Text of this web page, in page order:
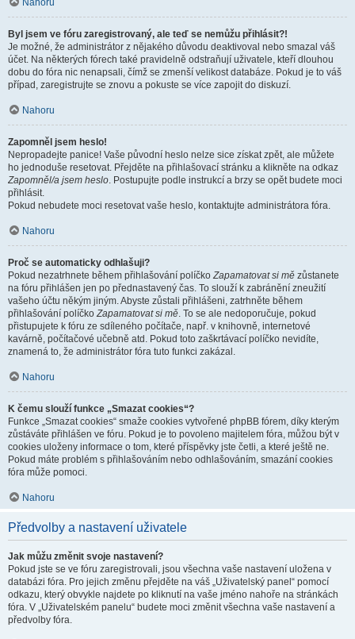
Nahoru
Byl jsem ve fóru zaregistrovaný, ale teď se nemůžu přihlásit?!
Je možné, že administrátor z nějakého důvodu deaktivoval nebo smazal váš
účet. Na některých fórech také pravidelně odstraňují uživatele, kteří dlouhou
dobu do fóra nic nenapsali, čímž se zmenší velikost databáze. Pokud je to váš
případ, zaregistrujte se znovu a pokuste se více zapojit do diskuzí.
Nahoru
Zapomněl jsem heslo!
Nepropadejte panice! Vaše původní heslo nelze sice získat zpět, ale můžete
ho jednoduše resetovat. Přejděte na přihlašovací stránku a klikněte na odkaz
Zapomněl/a jsem heslo. Postupujte podle instrukcí a brzy se opět budete moci
přihlásit.
Pokud nebudete moci resetovat vaše heslo, kontaktujte administrátora fóra.
Nahoru
Proč se automaticky odhlašuji?
Pokud nezatrhnete během přihlašování políčkoZapamatovat si mě zůstanete
na fóru přihlášen jen po přednastavený čas. To slouží k zabránění zneužití
vašeho účtu někým jiným. Abyste zůstali přihlášeni, zatrhněte během
přihlašování políčkoZapamatovat si mě. To se ale nedoporučuje, pokud
přistupujete k fóru ze sdíleného počítače, např. v knihovně, internetové
kavárně, počítačové učebně atd. Pokud toto zaškrtávací políčko nevidíte,
znamená to, že administrátor fóra tuto funkci zakázal.
Nahoru
K čemu slouží funkce „Smazat cookies“?
Funkce „Smazat cookies“ smaže cookies vytvořené phpBB fórem, díky kterým
zůstáváte přihlášen ve fóru. Pokud je to povoleno majitelem fóra, můžou být v
cookies uloženy informace o tom, které příspěvky jste četli, a které ještě ne.
Pokud máte problém s přihlašováním nebo odhlašováním, smazání cookies
fóra může pomoci.
Nahoru
Předvolby a nastavení uživatele
Jak můžu změnit svoje nastavení?
Pokud jste se ve fóru zaregistrovali, jsou všechna vaše nastavení uložena v
databázi fóra. Pro jejich změnu přejděte na váš „Uživatelský panel“ pomocí
odkazu, který obvykle najdete po kliknutí na vaše jméno nahoře na stránkách
fóra. V „Uživatelském panelu“ budete moci změnit všechna vaše nastavení a
předvolby fóra.